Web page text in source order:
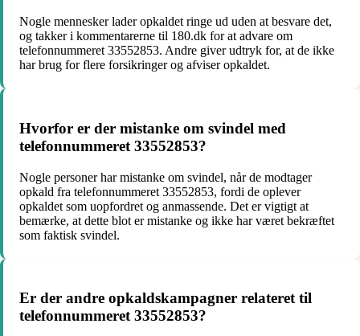
Nogle mennesker lader opkaldet ringe ud uden at besvare det,
og takker i kommentarerne til 180.dk for at advare om
telefonnummeret 33552853. Andre giver udtryk for, at de ikke
har brug for flere forsikringer og afviser opkaldet.
Hvorfor er der mistanke om svindel med
telefonnummeret 33552853?
Nogle personer har mistanke om svindel, når de modtager
opkald fra telefonnummeret 33552853, fordi de oplever
opkaldet som uopfordret og anmassende. Det er vigtigt at
bemærke, at dette blot er mistanke og ikke har været bekræftet
som faktisk svindel.
Er der andre opkaldskampagner relateret til
telefonnummeret 33552853?